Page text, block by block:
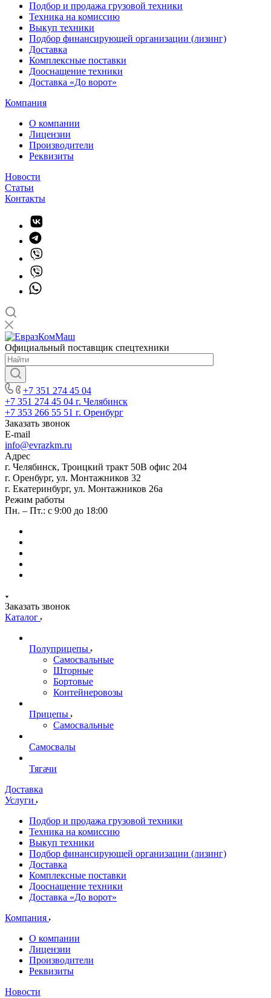
Подбор и продажа грузовой техники
Техника на комиссию
Выкуп техники
Подбор финансирующей организации (лизинг)
Доставка
Комплексные поставки
Дооснащение техники
Доставка «До ворот»
Компания
О компании
Лицензии
Производители
Реквизиты
Новости
Статьи
Контакты
Официальный поставщик спецтехники
+7 351 274 45 04
+7 351 274 45 04 г. Челябинск
+7 353 266 55 51 г. Оренбург
Заказать звонок
E-mail
info@evrazkm.ru
Адрес
г. Челябинск, Троицкий тракт 50В офис 204
г. Оренбург, ул. Монтажников 32
г. Екатеринбург, ул. Монтажников 26а
Режим работы
Пн. – Пт.: с 9:00 до 18:00
Заказать звонок
Каталог
Полуприцепы
Самосвальные
Шторные
Бортовые
Контейнеровозы
Прицепы
Самосвальные
Самосвалы
Тягачи
Доставка
Услуги
Подбор и продажа грузовой техники
Техника на комиссию
Выкуп техники
Подбор финансирующей организации (лизинг)
Доставка
Комплексные поставки
Дооснащение техники
Доставка «До ворот»
Компания
О компании
Лицензии
Производители
Реквизиты
Новости